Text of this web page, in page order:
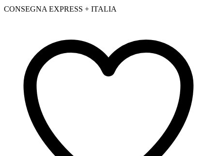
CONSEGNA EXPRESS + ITALIA